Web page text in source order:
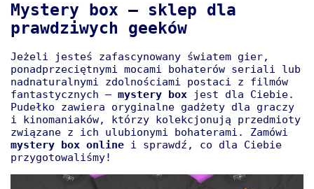
Mystery box – sklep dla
prawdziwych geeków
Jeżeli jesteś zafascynowany światem gier,
ponadprzeciętnymi mocami bohaterów seriali lub
nadnaturalnymi zdolnościami postaci z filmów
fantastycznych – mystery box jest dla Ciebie.
Pudełko zawiera oryginalne gadżety dla graczy
i kinomaniaków, którzy kolekcjonują przedmioty
związane z ich ulubionymi bohaterami. Zamówi
mystery box online i sprawdź, co dla Ciebie
przygotowaliśmy!